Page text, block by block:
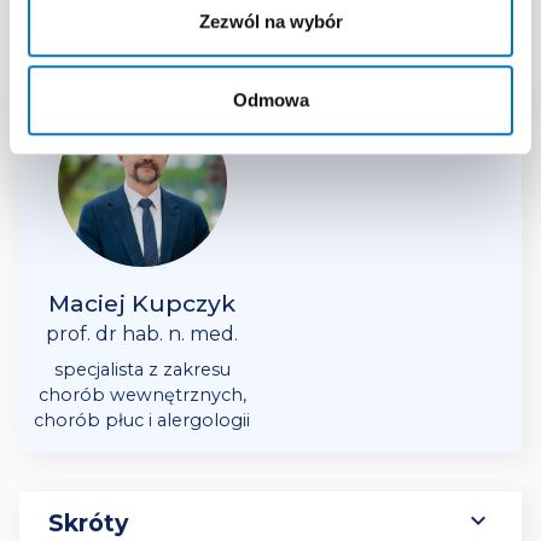
Zezwól na wybór
Odmowa
Maciej Kupczyk
prof. dr hab. n. med.
specjalista z zakresu
chorób wewnętrznych,
chorób płuc i alergologii
Skróty expand_more